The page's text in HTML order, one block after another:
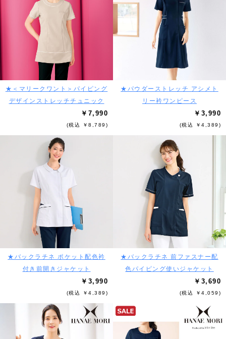
★＜マリークワント＞パイピング
デザインストレッチチュニック
￥7,990
(税込 ￥8,789)
★パウダーストレッチ アシメト
リー衿ワンピース
￥3,990
(税込 ￥4,389)
★バックラチネ ポケット配色衿
付き前開きジャケット
￥3,990
(税込 ￥4,389)
★バックラチネ 前ファスナー配
色パイピング使いジャケット
￥3,690
(税込 ￥4,059)